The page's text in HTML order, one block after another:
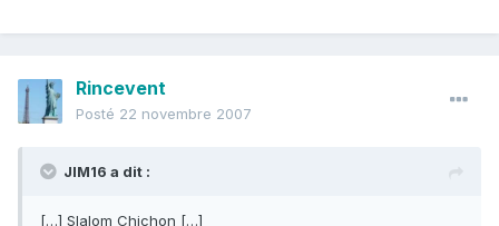
Rincevent
Posté 22 novembre 2007
JIM16 a dit :
[…] Slalom Chichon […]